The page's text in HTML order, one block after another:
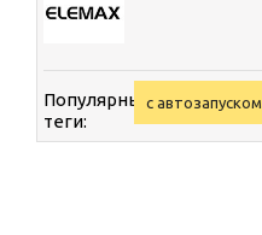
Популярные
теги:
с автозапуском